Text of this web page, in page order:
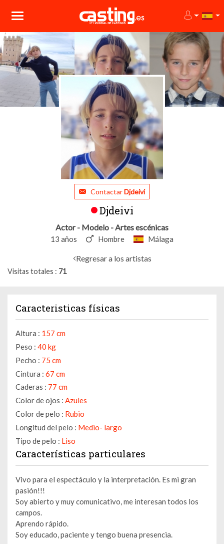
ContactarDjdeivi
Djdeivi
Actor - Modelo - Artes escénicas
13 años Hombre Málaga
Regresar a los artistas
Visitas totales 71
Caracteristicas físicas
Altura : 157 cm
Peso : 40 kg
Pecho : 75 cm
Cintura : 67 cm
Caderas : 77 cm
Color de ojos : Azules
Color de pelo : Rubio
Longitud del pelo : Medio- largo
Tipo de pelo : Liso
Características particulares
Vivo para el espectáculo y la interpretación. Es mi gran
pasión!!!
Soy abierto y muy comunicativo, me interesan todos los
campos.
Aprendo rápido.
Soy educado, paciente y tengo buena presencia.